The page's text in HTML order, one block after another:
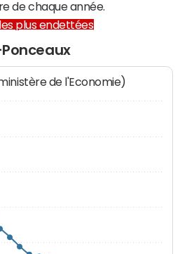
de chaque année.
plus endettées
de l'Economie)